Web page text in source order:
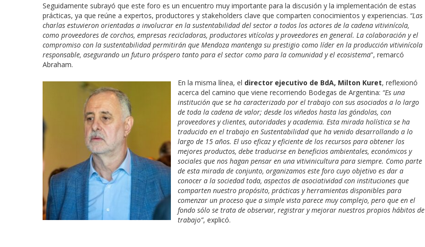
Seguidamente subrayó que este foro es un encuentro muy importante para la discusión y la implementación de estas
prácticas, ya que reúne a expertos, productores y stakeholders clave que comparten conocimientos y experiencias. “Las
charlas estuvieron orientadas a involucrar en la sustentabilidad del sector a todos los actores de la cadena vitivinícola,
como proveedores de corchos, empresas recicladoras, productores vitícolas y proveedores en general. La colaboración y el
compromiso con la sustentabilidad permitirán que Mendoza mantenga su prestigio como líder en la producción vitivinícola
responsable, asegurando un futuro próspero tanto para el sector como para la comunidad y el ecosistema”, remarcó
Abraham.
En la misma línea, el director ejecutivo de BdA, Milton Kuret, reflexionó
acerca del camino que viene recorriendo Bodegas de Argentina: “Es una
institución que se ha caracterizado por el trabajo con sus asociados a lo largo
de toda la cadena de valor; desde los viñedos hasta las góndolas, con
proveedores y clientes, autoridades y academia. Esta mirada holística se ha
traducido en el trabajo en Sustentabilidad que ha venido desarrollando a lo
largo de 15 años. El uso eficaz y eficiente de los recursos para obtener los
mejores productos, debe traducirse en beneficios ambientales, económicos y
sociales que nos hagan pensar en una vitivinicultura para siempre. Como parte
de esta mirada de conjunto, organizamos este foro cuyo objetivo es dar a
conocer a la sociedad toda, aspectos de asociatividad con instituciones que
comparten nuestro propósito, prácticas y herramientas disponibles para
comenzar un proceso que a simple vista parece muy complejo, pero que en el
fondo sólo se trata de observar, registrar y mejorar nuestros propios hábitos de
trabajo”, explicó.